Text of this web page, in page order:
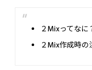
２Mixってなに
２Mix作成時の